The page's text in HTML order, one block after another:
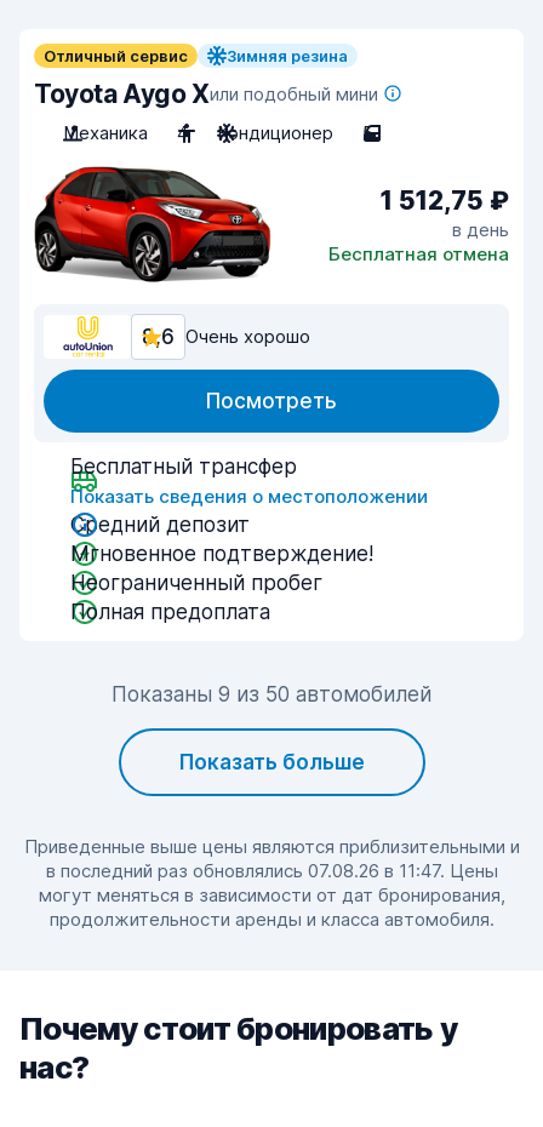
Отличный сервис Зимняя резина
Toyota Aygo Xили подобный мини
Механика
4 Кондиционер 5
1 512,75 ₽
в день
Бесплатная отмена
8,6 Очень хорошо
Посмотреть
Бесплатный трансфер
Показать сведения о местоположении
Средний депозит
Мгновенное подтверждение!
Неограниченный пробег
Полная предоплата
Показаны 9 из 50 автомобилей
Показать больше
Приведенные выше цены являются приблизительными и
в последний раз обновлялись 07.08.26 в 11:47. Цены
могут меняться в зависимости от дат бронирования,
продолжительности аренды и класса автомобиля.
Почему стоит бронировать у
нас?